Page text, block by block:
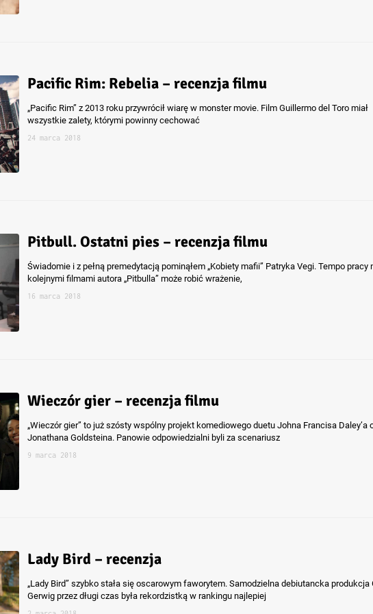
Pacific Rim: Rebelia – recenzja filmu
„Pacific Rim” z 2013 roku przywrócił wiarę w monster movie. Film Guillermo del Toro miał
wszystkie zalety, którymi powinny cechować
24 marca 2018
Pitbull. Ostatni pies – recenzja filmu
Świadomie i z pełną premedytacją pominąłem „Kobiety mafii” Patryka Vegi. Tempo pracy
kolejnymi filmami autora „Pitbulla” może robić wrażenie,
16 marca 2018
Wieczór gier – recenzja filmu
„Wieczór gier” to już szósty wspólny projekt komediowego duetu Johna Francisa Daley’a
Jonathana Goldsteina. Panowie odpowiedzialni byli za scenariusz
9 marca 2018
Lady Bird – recenzja
„Lady Bird” szybko stała się oscarowym faworytem. Samodzielna debiutancka produkcja
Gerwig przez długi czas była rekordzistką w rankingu najlepiej